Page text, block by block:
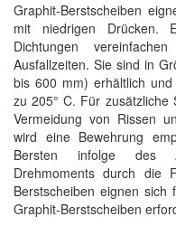
Graphit-Berstscheiben
mit niedrigen Drücken.
Dichtungen
Ausfallzeiten. Sie sind in
bis 600 mm) erhältlich
zu 205° C. Für zusätzliche
Vermeidung von Rissen
wird eine Bewehrung
Bersten infolge des
Drehmoments durch die
Berstscheiben eignen
Graphit-Berstscheiben